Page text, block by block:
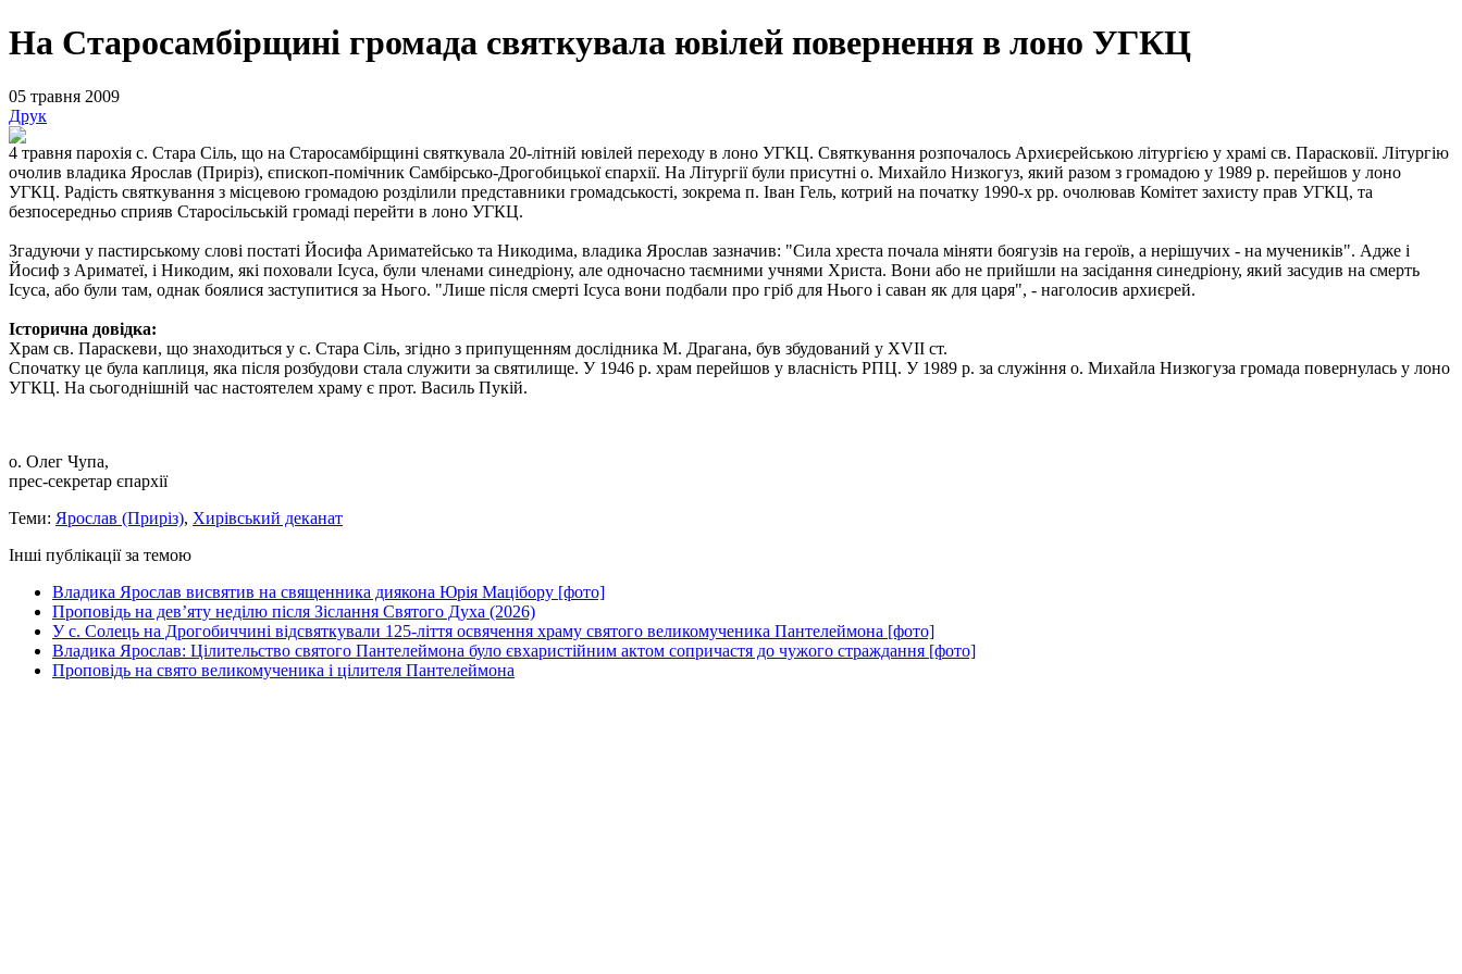
На Старосамбірщині громада святкувала ювілей повернення в лоно УГКЦ
05 травня 2009
Друк
4 травня парохія с. Стара Сіль, що на Старосамбірщині святкувала 20-літній ювілей переходу в лоно УГКЦ. Святкування розпочалось Архиєрейською літургією у храмі св. Парасковії. Літургію
очолив владика Ярослав (Приріз), єпископ-помічник Самбірсько-Дрогобицької єпархії. На Літургії були присутні о. Михайло Низкогуз, який разом з громадою у 1989 р. перейшов у лоно
УГКЦ. Радість святкування з місцевою громадою розділили представники громадськості, зокрема п. Іван Гель, котрий на початку 1990-х рр. очолював Комітет захисту прав УГКЦ, та
безпосередньо сприяв Старосільській громаді перейти в лоно УГКЦ.
Згадуючи у пастирському слові постаті Йосифа Ариматейсько та Никодима, владика Ярослав зазначив: "Сила хреста почала міняти боягузів на героїв, а нерішучих - на мучеників". Адже і
Йосиф з Ариматеї, і Никодим, які поховали Ісуса, були членами синедріону, але одночасно таємними учнями Христа. Вони або не прийшли на засідання синедріону, який засудив на смерть
Ісуса, або були там, однак боялися заступитися за Нього. "Лише після смерті Ісуса вони подбали про гріб для Нього і саван як для царя", - наголосив архиєрей.
Історична довідка:
Храм св. Параскеви, що знаходиться у с. Стара Сіль, згідно з припущенням дослідника М. Драгана, був збудований у XVII ст.
Спочатку це була каплиця, яка після розбудови стала служити за святилище. У 1946 р. храм перейшов у власність РПЦ. У 1989 р. за служіння о. Михайла Низкогуза громада повернулась у лоно
УГКЦ. На сьогоднішній час настоятелем храму є прот. Василь Пукій.
о. Олег Чупа,
прес-секретар єпархії
Теми: Ярослав (Приріз), Хирівський деканат
Інші публікації за темою
Владика Ярослав висвятив на священника диякона Юрія Мацібору [фото]
Проповідь на дев’яту неділю після Зіслання Святого Духа (2026)
У с. Солець на Дрогобиччині відсвяткували 125-ліття освячення храму святого великомученика Пантелеймона [фото]
Владика Ярослав: Цілительство святого Пантелеймона було євхаристійним актом сопричастя до чужого страждання [фото]
Проповідь на свято великомученика і цілителя Пантелеймона